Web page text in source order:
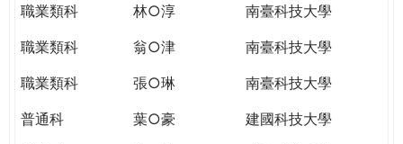
職業類科
林○淳
南臺科技大學
職業類科
翁○津
南臺科技大學
職業類科
張○琳
南臺科技大學
普通科
葉○豪
建國科技大學